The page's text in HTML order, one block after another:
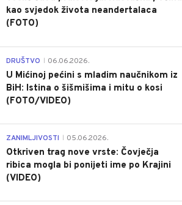
kao svjedok života neandertalaca
(FOTO)
DRUŠTVO 06.06.2026.
U Mićinoj pećini s mladim naučnikom iz
BiH: Istina o šišmišima i mitu o kosi
(FOTO/VIDEO)
ZANIMLJIVOSTI 05.06.2026.
Otkriven trag nove vrste: Čovječja
ribica mogla bi ponijeti ime po Krajini
(VIDEO)